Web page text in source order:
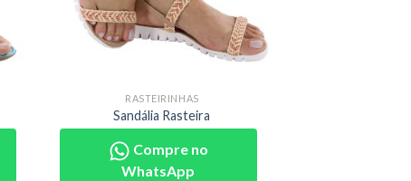
RASTEIRINHAS
Sandália Rasteira
Compre no
WhatsApp